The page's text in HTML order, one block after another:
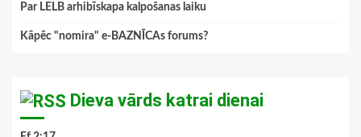
Par LELB arhibīskapa kalpošanas laiku
Kāpēc "nomira" e-BAZNĪCAs forums?
Dieva vārds katrai dienai